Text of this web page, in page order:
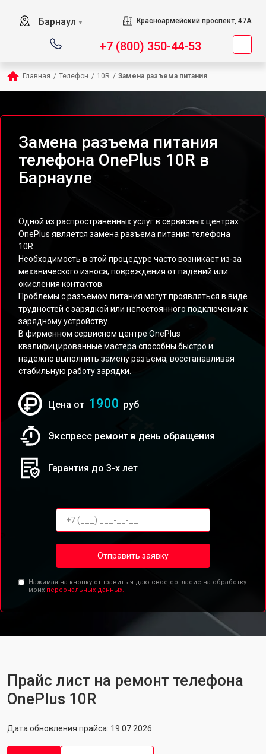
Барнаул ▼ Красноармейский проспект, 47А
+7 (800) 350-44-53
Главная / Телефон / 10R / Замена разъема питания
Замена разъема питания
телефона OnePlus 10R в
Барнауле
Одной из распространенных услуг в сервисных центрах
OnePlus является замена разъема питания телефона
10R.
Необходимость в этой процедуре часто возникает из-за
механического износа, повреждения от падений или
окисления контактов.
Проблемы с разъемом питания могут проявляться в виде
трудностей с зарядкой или непостоянного подключения к
зарядному устройству.
В фирменном сервисном центре OnePlus
квалифицированные мастера способны быстро и
надежно выполнить замену разъема, восстанавливая
стабильную работу зарядки.
Цена от 1900 руб
Экспресс ремонт в день обращения
Гарантия до 3-х лет
Отправить заявку
Нажимая на кнопку отправить я даю свое согласие на обработку
моих персональных данных.
Прайс лист на ремонт телефона
OnePlus 10R
Дата обновления прайса: 19.07.2026